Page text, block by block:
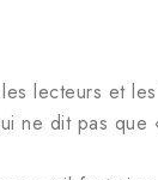
lecteurs et
ne dit pas